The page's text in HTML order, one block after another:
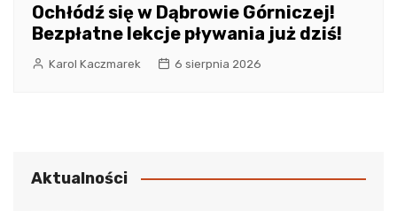
Ochłódź się w Dąbrowie Górniczej!
Bezpłatne lekcje pływania już dziś!
Karol Kaczmarek 6 sierpnia 2026
Aktualności